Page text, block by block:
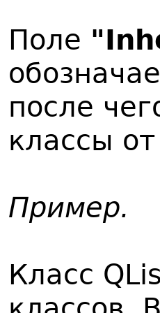
Поле
после
классы
Пример.
Класс